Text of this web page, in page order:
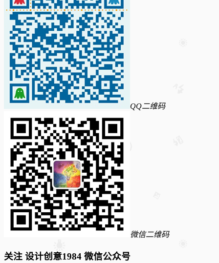
QQ二维码
微信二维码
关注 设计创意1984 微信公众号